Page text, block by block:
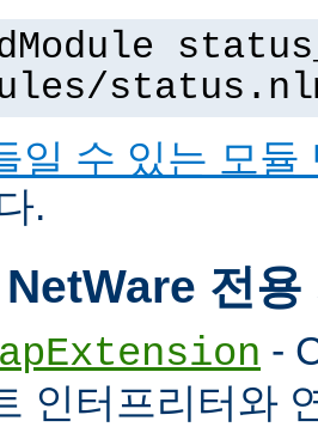
일 수 있는 모듈
.
전
-
인터프리터와